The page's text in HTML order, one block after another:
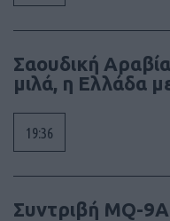
Σαουδική
μιλά, η Ελλάδα
19:36
Συντριβή MQ-